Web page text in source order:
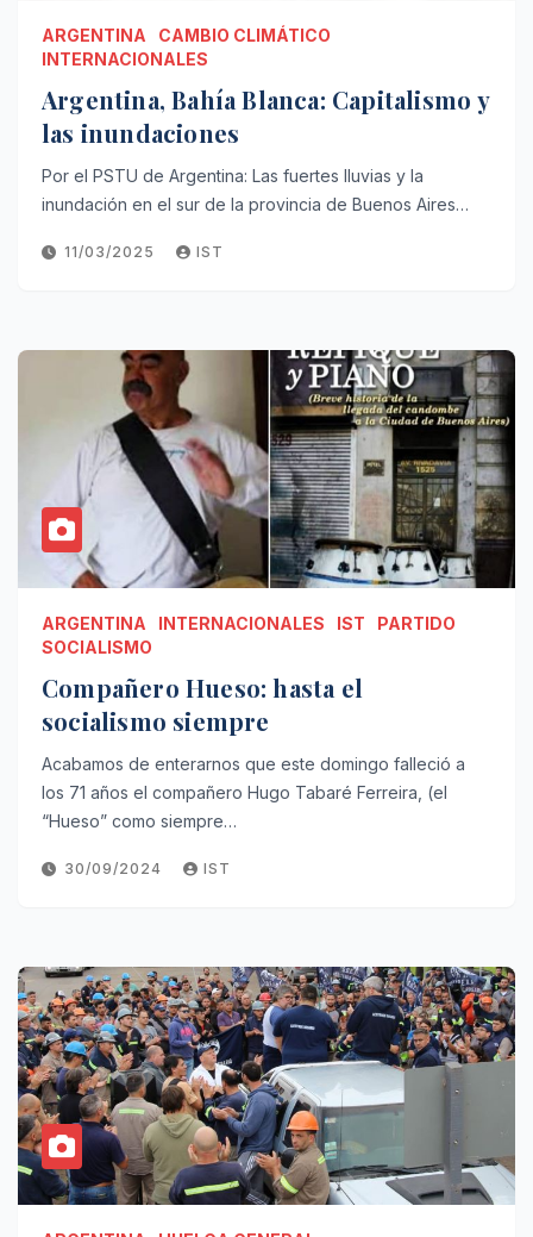
ARGENTINA
CAMBIO CLIMÁTICO
INTERNACIONALES
Argentina, Bahía Blanca: Capitalismo y
las inundaciones
Por el PSTU de Argentina: Las fuertes lluvias y la
inundación en el sur de la provincia de Buenos Aires…
11/03/2025 IST
ARGENTINA INTERNACIONALES IST
PARTIDO
SOCIALISMO
Compañero Hueso: hasta el
socialismo siempre
Acabamos de enterarnos que este domingo falleció a
los 71 años el compañero Hugo Tabaré Ferreira, (el
“Hueso” como siempre…
30/09/2024 IST